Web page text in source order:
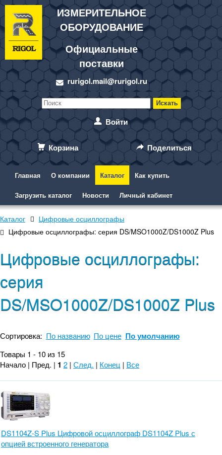
ИЗМЕРИТЕЛЬНОЕ
ОБОРУДОВАНИЕ
Официальные
поставки
rurigol.mail@rurigol.ru
Войти
Корзина Поделиться
Главная О компании Каталог Как купить
Загрузить каталог Новости Личный кабинет
Каталог
Цифровые осциллографы
Цифровые осциллографы: серия DS/MSO1000Z/DS1000Z Plus
Цифровые осциллографы:
серия
DS/MSO1000Z/DS1000Z Plus
Сортировка: По названию По цене По умолчанию
Товары 1 - 10 из 15
Начало | Пред. | 1 2 | След. | Конец | Все
DS1104Z-S Plus Цифровой осциллограф DS1104Z Plus с
опцией встроенного генератора